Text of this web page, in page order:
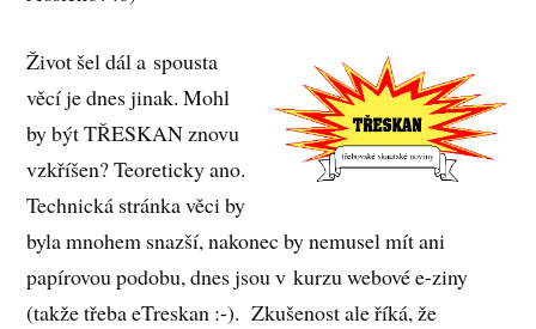
Život šel dál a spousta
věcí je dnes jinak. Mohl
by být TŘESKAN znovu
vzkříšen? Teoreticky ano.
Technická stránka věci by
byla mnohem snazší, nakonec by nemusel mít ani
papírovou podobu, dnes jsou v kurzu webové e-ziny
(takže třeba eTreskan :-). Zkušenost ale říká, že